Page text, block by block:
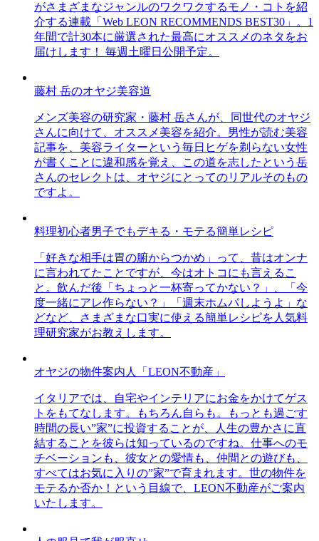
がさまざまなジャンルのワクワクするモノ・コトを紹
介する連載「Web LEON RECOMMENDS BEST30」。1
年間で計30本に厳選された最高にオススメのネタをお
届けします！ 毎週土曜日公開予定。
藤村 岳のオヤジ美容道
メンズ美容の研究家・藤村 岳さんが、同世代のオヤジ
さんに向けて、オススメ美容を紹介。男性が読む美容
記事を、美容ライターという毎日ヒゲを剃らない女性
が書くことに違和感を覚え、この道を志したという岳
さんのセレクトは、オヤジにとってのリアルそのもの
ですよ。
料理初心者男子でもデキる・モテる簡単レシピ
「好きな相手は胃の腑からつかめ」って、昔はオンナ
に言われてたことですが、今はオトコにも言えるこ
と。飲んだ後「ちょっと一杯寄ってかない？」、「今
度一緒にアレ作らない？」「週末ホムパしようよ」な
どなど、さまざまな口実に使える簡単レシピを人気料
理研究家がお教えします。
オヤジの物件案内人「LEON不動産」
イタリアでは、自宅やインテリアにお金をかけてゲス
トをもてなします。もちろん自らも。もっとも過ごす
時間の長い”家”に投資することが、人生の豊かさに直
結することを彼らは知っているのですね。仕事へのモ
チベーションも、彼女との愛情も、仲間との遊びも、
すべてはお気に入りの”家”で育まれます。世の物件を
モテるか否か！という目線で、LEON不動産がご案内
いたします。